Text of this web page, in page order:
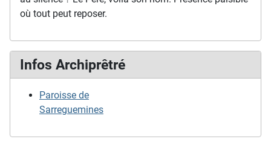
où tout peut reposer.
Infos Archiprêtré
Paroisse de
Sarreguemines